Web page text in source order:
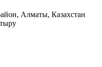
Алматы, Казахстан